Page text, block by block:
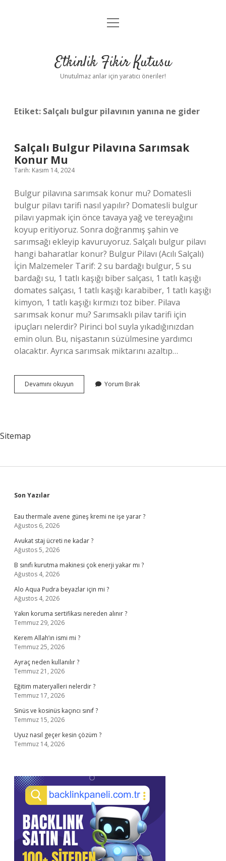
Anasayfa
Yasal Uyarı
menüyü
Etkinlik Fikir Kutusu
Unutulmaz anlar için yaratıcı öneriler!
Etiket: Salçalı bulgur pilavının yanına ne gider
Salçalı Bulgur Pilavına Sarımsak
Konur Mu
Tarih: Kasım 14, 2024
Bulgur pilavına sarımsak konur mu? Domatesli
bulgur pilavı tarifi nasıl yapılır? Domatesli bulgur
pilavı yapmak için önce tavaya yağ ve tereyağını
koyup eritiyoruz. Sonra doğranmış şahin ve
sarımsağı ekleyip kavuruyoruz. Salçalı bulgur pilavı
hangi baharatlar konur? Bulgur Pilavı (Acılı Salçalı)
İçin Malzemeler Tarif: 2 su bardağı bulgur, 5 su
bardağı su, 1 tatlı kaşığı biber salçası, 1 tatlı kaşığı
domates salçası, 1 tatlı kaşığı karabiber, 1 tatlı kaşığı
kimyon, 1 tatlı kaşığı kırmızı toz biber. Pilava
sarımsak konur mu? Sarımsaklı pilav tarifi için
ipuçları nelerdir? Pirinci bol suyla yıkadığınızdan
emin olun. Bu, nişastanın süzülmesine yardımcı
olacaktır. Ayrıca sarımsak miktarını azaltıp…
Devamını okuyun
Bulgur
Yorum Bırak
Sitemap
Sidebar
Son Yazılar
Eau thermale avene güneş kremi ne işe yarar ?
Ağustos 6, 2026
Avukat staj ücreti ne kadar ?
Ağustos 5, 2026
B sınıfı kurutma makinesi çok enerji yakar mı ?
Ağustos 4, 2026
Alo Aqua Pudra beyazlar için mi ?
Ağustos 4, 2026
Yakın koruma sertifikası nereden alınır ?
Temmuz 29, 2026
Kerem Allah’ın ismi mi ?
Temmuz 25, 2026
Ayraç neden kullanılır ?
Temmuz 21, 2026
Eğitim materyalleri nelerdir ?
Temmuz 17, 2026
Sinüs ve kosinüs kaçıncı sınıf ?
Temmuz 15, 2026
Uyuz nasıl geçer kesin çözüm ?
Temmuz 14, 2026